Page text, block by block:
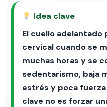
Idea clave
El cuello adelantado
cervical cuando se
muchas horas y se
sedentarismo, baja
estrés y poca
clave no es forzar